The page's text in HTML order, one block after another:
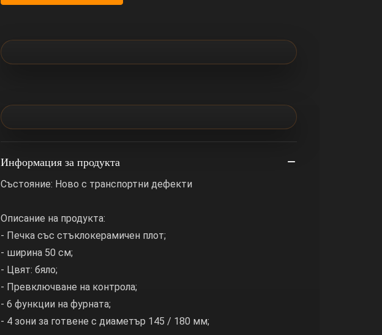
Информация за продукта
Състояние: Ново с транспортни дефекти
Описание на продукта:
- Печка със стъклокерамичен плот;
- ширина 50 см;
- Цвят: бялo;
- Превключване на контрола;
- 6 функции на фурната;
- 4 зони за готвене с диаметър 145 / 180 мм;